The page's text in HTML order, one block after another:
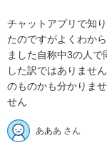
チャットアプリで知
たのですがよくわか
ました自称中3の人
した訳ではありませ
のものかも分かりま
せん
あああ さん